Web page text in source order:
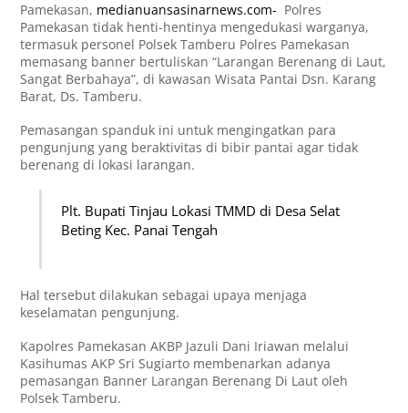
Pamekasan, medianuansasinarnews.com- Polres
Pamekasan tidak henti-hentinya mengedukasi warganya,
termasuk personel Polsek Tamberu Polres Pamekasan
memasang banner bertuliskan “Larangan Berenang di Laut,
Sangat Berbahaya”, di kawasan Wisata Pantai Dsn. Karang
Barat, Ds. Tamberu.
Pemasangan spanduk ini untuk mengingatkan para
pengunjung yang beraktivitas di bibir pantai agar tidak
berenang di lokasi larangan.
Plt. Bupati Tinjau Lokasi TMMD di Desa Selat
Beting Kec. Panai Tengah
Hal tersebut dilakukan sebagai upaya menjaga
keselamatan pengunjung.
Kapolres Pamekasan AKBP Jazuli Dani Iriawan melalui
Kasihumas AKP Sri Sugiarto membenarkan adanya
pemasangan Banner Larangan Berenang Di Laut oleh
Polsek Tamberu.